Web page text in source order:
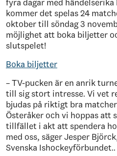
fyra dagar med
kommer det spelas 24
oktober till söndag 3
möjlighet att boka biljetter
slutspelet!
Boka biljetter
– TV-pucken är en anrik
till sig stort intresse. Vi vet
bjudas på riktigt bra
Österåker och vi hoppas att
tillfället i akt att spendera
med oss, säger Jesper
Svenska Ishockeyförbundet..